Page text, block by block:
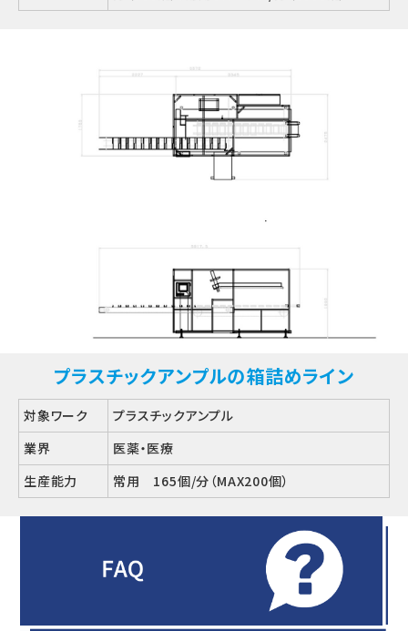
プラスチックアンプルの箱詰めライン
対象ワーク
プラスチックアンプル
業界
医薬・医療
生産能力
常用 165個/分（MAX200個）